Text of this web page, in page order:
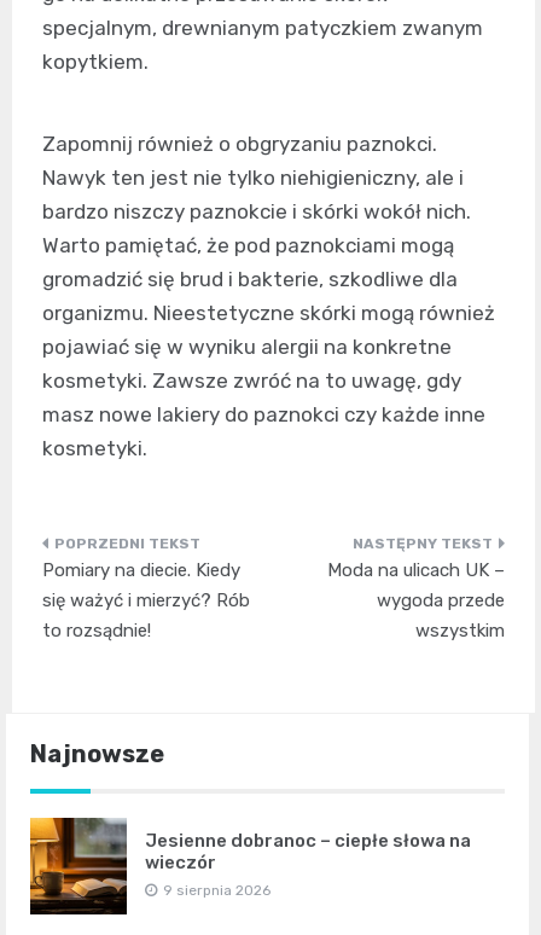
specjalnym, drewnianym patyczkiem zwanym
kopytkiem.
Zapomnij również o obgryzaniu paznokci.
Nawyk ten jest nie tylko niehigieniczny, ale i
bardzo niszczy paznokcie i skórki wokół nich.
Warto pamiętać, że pod paznokciami mogą
gromadzić się brud i bakterie, szkodliwe dla
organizmu. Nieestetyczne skórki mogą również
pojawiać się w wyniku alergii na konkretne
kosmetyki. Zawsze zwróć na to uwagę, gdy
masz nowe lakiery do paznokci czy każde inne
kosmetyki.
Nawigacja
wpisu
Pomiary na diecie. Kiedy
się ważyć i mierzyć? Rób
to rozsądnie!
Moda na ulicach UK –
wygoda przede
wszystkim
Najnowsze
Jesienne dobranoc – ciepłe słowa na
wieczór
9 sierpnia 2026